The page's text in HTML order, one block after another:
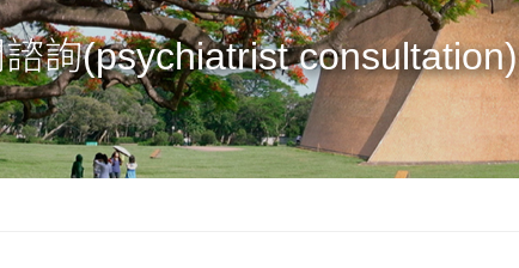
詢(psychiatrist consultation)